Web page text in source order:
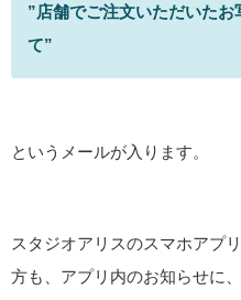
”店舗でご注文いただいた
て”
というメールが入ります。
スタジオアリスのスマホアプ
方も、アプリ内のお知らせに、